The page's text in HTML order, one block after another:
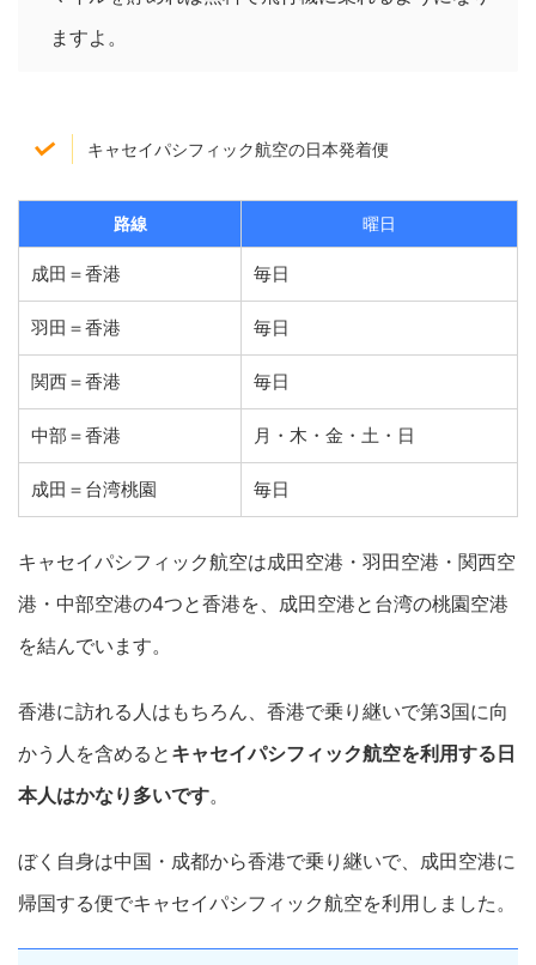
ますよ。
キャセイパシフィック航空の日本発着便
路線 曜日
成田＝香港 毎日
羽田＝香港 毎日
関西＝香港 毎日
中部＝香港 月・木・金・土・日
成田＝台湾桃園 毎日
キャセイパシフィック航空は成田空港・羽田空港・関西空
港・中部空港の4つと香港を、成田空港と台湾の桃園空港
を結んでいます。
香港に訪れる人はもちろん、香港で乗り継いで第3国に向
かう人を含めると キャセイパシフィック航空を利用する日
本人はかなり多いです。
ぼく自身は中国・成都から香港で乗り継いで、成田空港に
帰国する便でキャセイパシフィック航空を利用しました。